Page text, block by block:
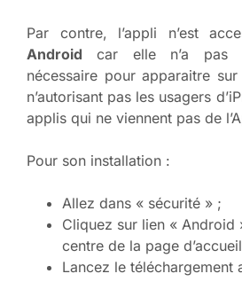
Par contre, l’appli n’est
Android car elle n’a pas
nécessaire pour apparaitre
n’autorisant pas les usagers
applis qui ne viennent pas de
Pour son installation :
Allez dans « sécurité » ;
Cliquez sur lien « Android
centre de la page
Lancez le téléchargement